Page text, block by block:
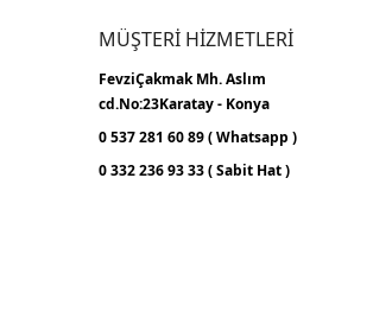
MÜŞTERİ HİZMETLERİ
FevziÇakmak Mh.Aslım
cd.No:23Karatay - Konya
0 537 281 60 89 ( Whatsapp )
0 332 236 93 33 ( Sabit Hat )